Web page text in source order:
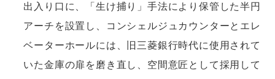
出入り口に、「生け捕り」手法により保管した半円
アーチを設置し、コンシェルジュカウンターとエレ
ベーターホールには、旧三菱銀行時代に使用されて
いた金庫の扉を磨き直し、空間意匠として採用して